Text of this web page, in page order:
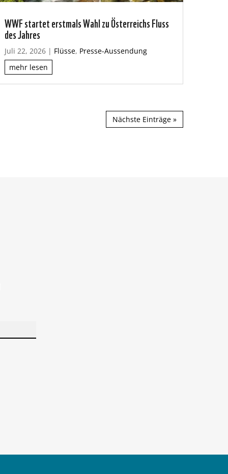
WWF startet erstmals Wahl zu Österreichs Fluss
des Jahres
Juli 22, 2026 | Flüsse, Presse-Aussendung
mehr lesen
Nächste Einträge »